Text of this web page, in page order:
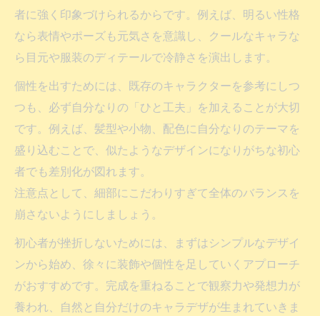
者に強く印象づけられるからです。例えば、明るい性格
なら表情やポーズも元気さを意識し、クールなキャラな
ら目元や服装のディテールで冷静さを演出します。
個性を出すためには、既存のキャラクターを参考にしつ
つも、必ず自分なりの「ひと工夫」を加えることが大切
です。例えば、髪型や小物、配色に自分なりのテーマを
盛り込むことで、似たようなデザインになりがちな初心
者でも差別化が図れます。
注意点として、細部にこだわりすぎて全体のバランスを
崩さないようにしましょう。
初心者が挫折しないためには、まずはシンプルなデザイ
ンから始め、徐々に装飾や個性を足していくアプローチ
がおすすめです。完成を重ねることで観察力や発想力が
養われ、自然と自分だけのキャラデザが生まれていきま